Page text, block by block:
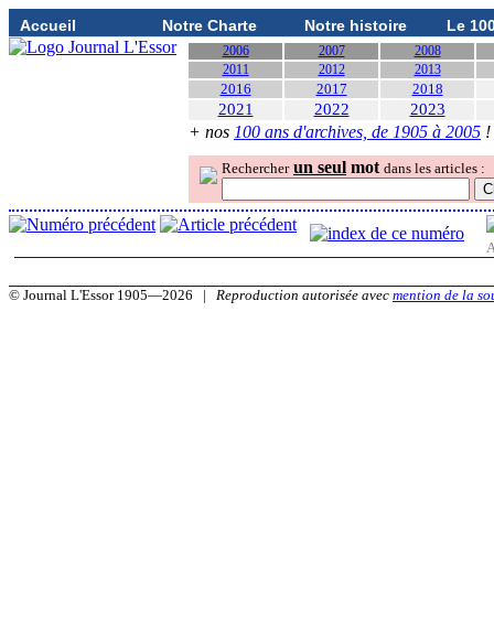
Accueil Notre Charte Notre histoire Le
2006 2007
2008
2011
2012 2013
2016 2017 2018
2021 2022 2023
+ nos 100 ans d'archives, de 1905 à 2005 !
Rechercher un seul mot dans les articles :
© Journal L'Essor 1905—2026 | Reproduction autorisée avec mention de la